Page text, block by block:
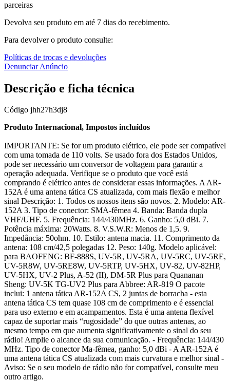
parceiras
Devolva seu produto em até 7 dias do recebimento.
Para devolver o produto consulte:
Políticas de trocas e devoluções
Denunciar Anúncio
Descrição e ficha técnica
Código jhh27h3dj8
Produto Internacional, Impostos incluídos
IMPORTANTE: Se for um produto elétrico, ele pode ser compatível
com uma tomada de 110 volts. Se usado fora dos Estados Unidos,
pode ser necessário um conversor de voltagem para garantir a
operação adequada. Verifique se o produto que você está
comprando é elétrico antes de considerar essas informações. A AR-
152A é uma antena tática CS atualizada, com mais flexão e melhor
sinal Descrição: 1. Todos os nossos itens são novos. 2. Modelo: AR-
152A 3. Tipo de conector: SMA-fêmea 4. Banda: Banda dupla
VHF/UHF. 5. Frequência: 144/430MHz. 6. Ganho: 5,0 dBi. 7.
Potência máxima: 20Watts. 8. V.S.W.R: Menos de 1,5. 9.
Impedância: 50ohm. 10. Estilo: antena macia. 11. Comprimento da
antena: 108 cm/42,5 polegadas 12. Peso: 140g. Modelo aplicável:
para BAOFENG: BF-888S, UV-5R, UV-5RA, UV-5RC, UV-5RE,
UV-5R8W, UV-5RE8W, UV-5RTP, UV-5HX, UV-82, UV-82HP,
UV-5HX, UV-2 Plus, A-52 (II), DM-5R Plus para Quananan
Sheng: UV-5K TG-UV2 Plus para Abbree: AR-819 O pacote
inclui: 1 antena tática AR-152A CS, 2 juntas de borracha - esta
antena tática CS tem quase 108 cm de comprimento e é essencial
para uso externo e em acampamentos. Esta é uma antena flexível
capaz de suportar mais “rugosidade” do que outras antenas, ao
mesmo tempo em que aumenta significativamente o sinal do seu
rádio! Amplie o alcance da sua comunicação. - Frequência: 144/430
MHz. Tipo de conector Ma-fêmea, ganho: 5,0 dBi - A AR-152A é
uma antena tática CS atualizada com mais curvatura e melhor sinal -
Aviso: Se o seu modelo de rádio não for compatível, consulte meu
outro artigo.